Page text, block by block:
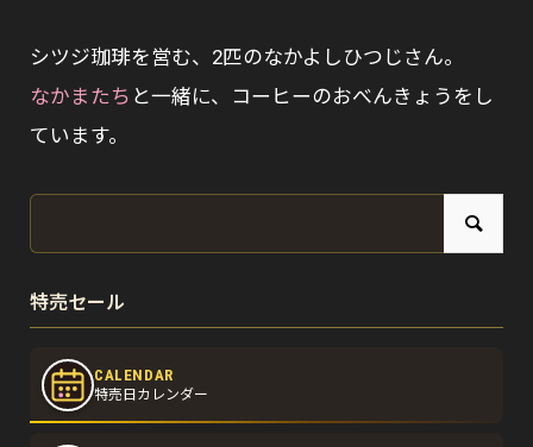
シツジ珈琲を営む、2匹のなかよしひつじさん。
なかまたち と一緒に、コーヒーのおべんきょうをし
ています。
特売セール
CALENDAR
特売日カレンダー